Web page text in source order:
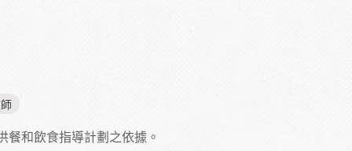
和飲食指導計劃之依據。